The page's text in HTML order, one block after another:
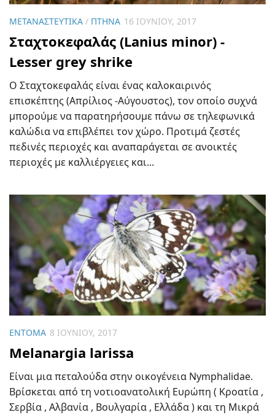
ΜΕΤΑΝΑΣΤΕΥΤΙΚΆ / ΠΤΗΝΆ 16 ΙΟΥΝΊΟΥ, 2017
Σταχτοκεφαλάς (Lanius minor) -
Lesser grey shrike
Ο Σταχτοκεφαλάς είναι ένας καλοκαιρινός
επισκέπτης (Απρίλιος -Αύγουστος), τον οποίο συχνά
μπορούμε να παρατηρήσουμε πάνω σε τηλεφωνικά
καλώδια να επιβλέπει τον χώρο. Προτιμά ζεστές
πεδινές περιοχές και αναπαράγεται σε ανοικτές
περιοχές με καλλιέργειες και...
ΈΝΤΟΜΑ 8 ΙΟΥΝΊΟΥ, 2017
Melanargia larissa
Είναι μια πεταλούδα στην οικογένεια Nymphalidae.
Βρίσκεται από τη νοτιοανατολική Ευρώπη ( Κροατία ,
Σερβία , Αλβανία , Βουλγαρία , Ελλάδα ) και τη Μικρά